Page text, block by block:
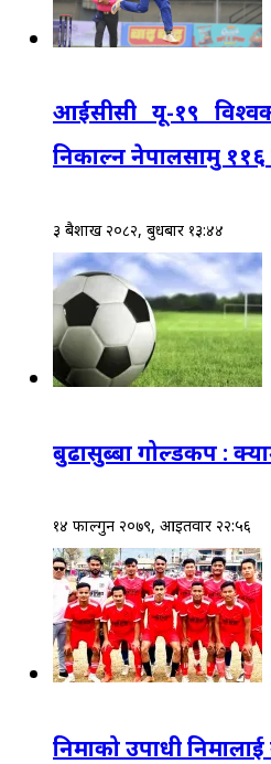
आईसीसी यू-१९
निकाल्न नेपालसामु ११६
३ बैशाख २०८२, बुधबार १३:४४
बुढासुब्बा गोल्डकप :
१४ फाल्गुन २०७९, आईतवार २२:५६
निमाको उपाधी